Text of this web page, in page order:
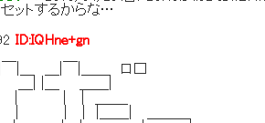
ットするからな…
ID:IQHne+gn
|￣|＿＿ ロ口
＿ ＿＿|
| | ＿＿_
| | |＿＿| ＿＿＿